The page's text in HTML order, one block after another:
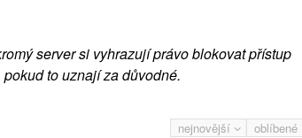
server si vyhrazují právo blokovat přístup
to uznají za důvodné.
nejnovější oblíbené